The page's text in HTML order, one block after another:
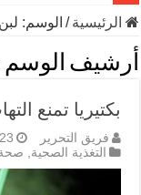
الرئيسية/ الوسم:
أرشيف الوسم
بكتيريا تمنع
فريق التحرير
23 ديسمبر، 2021
التغذية الصحية, صحة